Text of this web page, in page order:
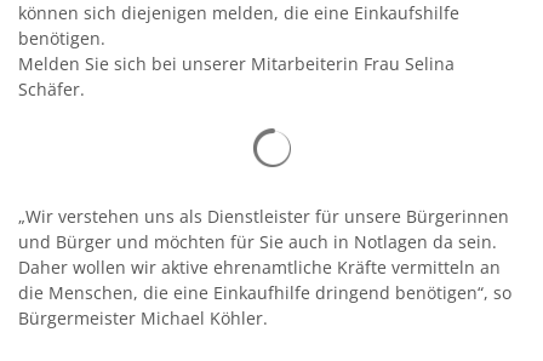
können sich diejenigen melden, die eine Einkaufshilfe
benötigen.
Melden Sie sich bei unserer Mitarbeiterin Frau Selina
Schäfer.
„Wir verstehen uns als Dienstleister für unsere Bürgerinnen
und Bürger und möchten für Sie auch in Notlagen da sein.
Daher wollen wir aktive ehrenamtliche Kräfte vermitteln an
die Menschen, die eine Einkaufhilfe dringend benötigen“, so
Bürgermeister Michael Köhler.